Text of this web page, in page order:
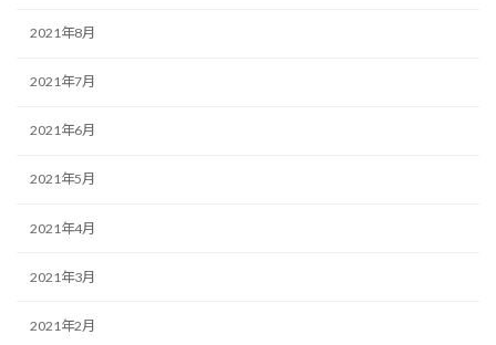
2021年8月
2021年7月
2021年6月
2021年5月
2021年4月
2021年3月
2021年2月